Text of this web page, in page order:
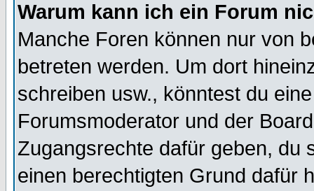
Warum kann ich ein Forum
Manche Foren können nur von
betreten werden. Um dort
schreiben usw., könntest du
Forumsmoderator und der
Zugangsrechte dafür geben, du
einen berechtigten Grund dafür